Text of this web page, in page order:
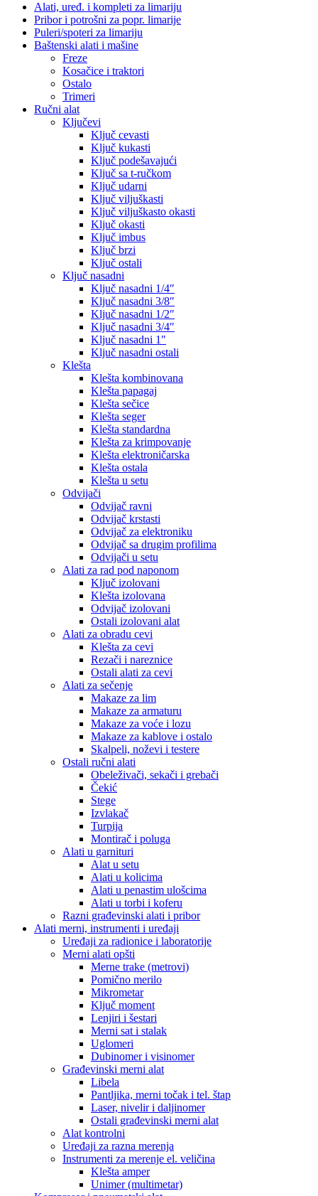
Alati, uređ. i kompleti za limariju
Pribor i potrošni za popr. limarije
Puleri/spoteri za limariju
Baštenski alati i mašine
Freze
Kosačice i traktori
Ostalo
Trimeri
Ručni alat
Ključevi
Ključ cevasti
Ključ kukasti
Ključ podešavajući
Ključ sa t-ručkom
Ključ udarni
Ključ viljuškasti
Ključ viljuškasto okasti
Ključ okasti
Ključ imbus
Ključ brzi
Ključ ostali
Ključ nasadni
Ključ nasadni 1/4″
Ključ nasadni 3/8″
Ključ nasadni 1/2″
Ključ nasadni 3/4″
Ključ nasadni 1″
Ključ nasadni ostali
Klešta
Klešta kombinovana
Klešta papagaj
Klešta sečice
Klešta seger
Klešta standardna
Klešta za krimpovanje
Klešta elektroničarska
Klešta ostala
Klešta u setu
Odvijači
Odvijač ravni
Odvijač krstasti
Odvijač za elektroniku
Odvijač sa drugim profilima
Odvijači u setu
Alati za rad pod naponom
Ključ izolovani
Klešta izolovana
Odvijač izolovani
Ostali izolovani alat
Alati za obradu cevi
Klešta za cevi
Rezači i nareznice
Ostali alati za cevi
Alati za sečenje
Makaze za lim
Makaze za armaturu
Makaze za voće i lozu
Makaze za kablove i ostalo
Skalpeli, noževi i testere
Ostali ručni alati
Obeleživači, sekači i grebači
Čekić
Stege
Izvlakač
Turpija
Montirač i poluga
Alati u garnituri
Alat u setu
Alati u kolicima
Alati u penastim ulošcima
Alati u torbi i koferu
Razni građevinski alati i pribor
Alati merni, instrumenti i uređaji
Uređaji za radionice i laboratorije
Merni alati opšti
Merne trake (metrovi)
Pomično merilo
Mikrometar
Ključ moment
Lenjiri i šestari
Merni sat i stalak
Uglomeri
Dubinomer i visinomer
Građevinski merni alat
Libela
Pantljika, merni točak i tel. štap
Laser, nivelir i daljinomer
Ostali građevinski merni alat
Alat kontrolni
Uređaji za razna merenja
Instrumenti za merenje el. veličina
Klešta amper
Unimer (multimetar)